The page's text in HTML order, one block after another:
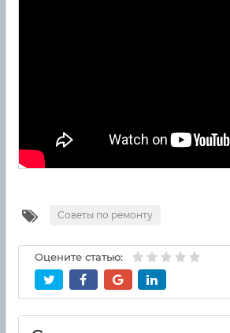
Советы по ремонту
Оцените статью: